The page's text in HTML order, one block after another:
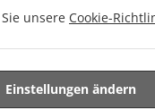
unsere Cookie-
Einstellungen ändern